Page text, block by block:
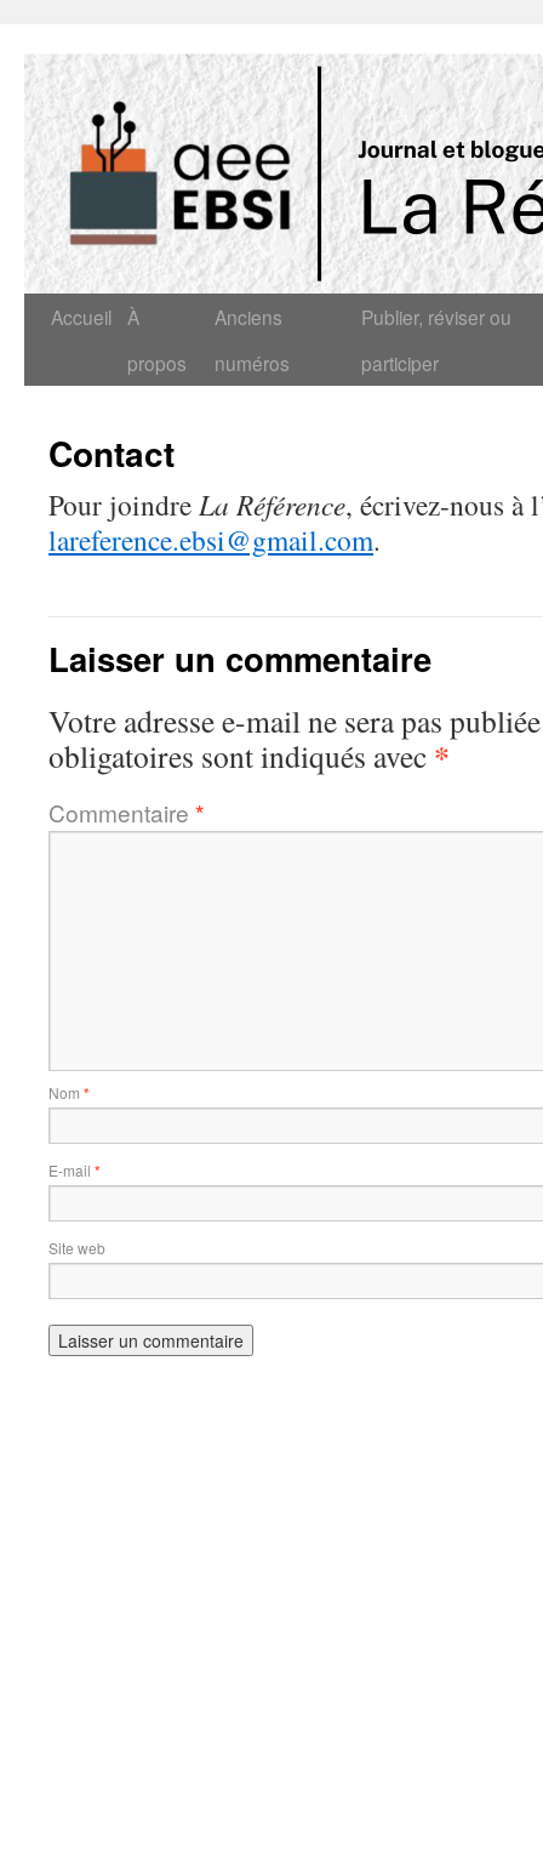
Accueil
À
propos
Anciens
numéros
Publier, réviser ou
participer
Contact
Pour joindre La Référence, écrivez-nous à
lareference.ebsi@gmail.com.
Laisser un commentaire
Votre adresse e-mail ne sera pas
obligatoires sont indiqués avec *
Commentaire *
Nom *
E-mail *
Site web